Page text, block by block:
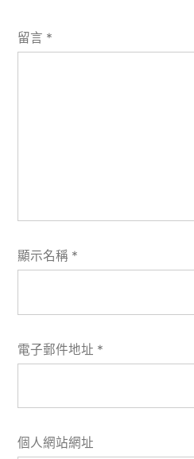
留言 *
顯示名稱 *
電子郵件地址 *
個人網站網址